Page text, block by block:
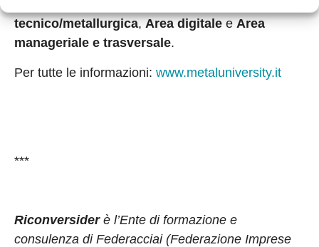
tecnico/metallurgica,Area digitaleeArea
manageriale e trasversale.
Per tutte le informazioni: www.metaluniversity.it
***
Riconversider è l’Ente di formazione e
consulenza di Federacciai (Federazione Imprese